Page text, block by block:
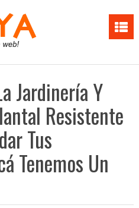
Jardinería Y
Resistente
Tus
Tenemos Un